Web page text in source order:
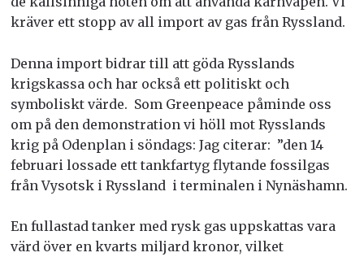
kräver ett stopp av all import av gas från Ryssland.
Denna import bidrar till att göda Rysslands
krigskassa och har också ett politiskt och
symboliskt värde. Som Greenpeace påminde oss
om på den demonstration vi höll mot Rysslands
krig på Odenplan i söndags: Jag citerar: ”den 14
februari lossade ett tankfartyg flytande fossilgas
från Vysotsk i Ryssland i terminalen i Nynäshamn.
En fullastad tanker med rysk gas uppskattas vara
värd över en kvarts miljard kronor, vilket